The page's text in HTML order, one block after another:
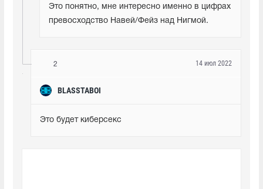
Это понятно, мне интересно именно в цифрах
превосходство Навей/Фейз над Нигмой.
2
BLASSTABOI
14 июл 2022
Это будет киберсекс